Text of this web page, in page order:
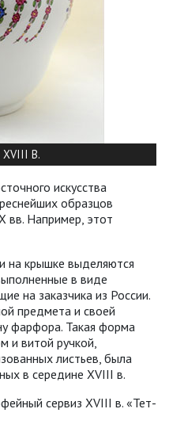
В.
искусства
образцов
вв. Например, этот
на крышке выделяются
в виде
на заказчика из России.
предмета и своей
фарфора. Такая форма
и витой ручкой,
листьев, была
в середине XVIII в.
сервиз XVIII в. «Тет-